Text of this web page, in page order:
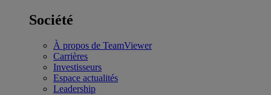
Société
À propos de TeamViewer
Carrières
Investisseurs
Espace actualités
Leadership